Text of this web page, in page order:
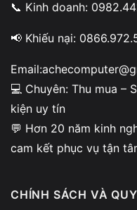
Kinh
- tối ưu
Vi Tính A Chề có
lĩnh vực nâng cấp
chuyên xử lý các
được kiểm tra kỹ
📞 Kinh doanh:
📢 Khiếu nại:
💻 Chuyên: Thu mua –
kiện uy tín
💬 Hơn 20 năm kinh
cam kết phục vụ tận
CHÍNH SÁCH VÀ